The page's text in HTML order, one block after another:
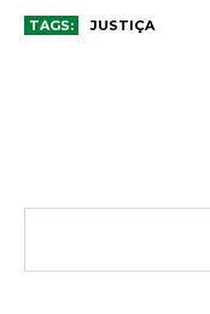
TAGS: JUSTIÇA